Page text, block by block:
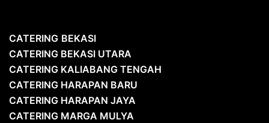
CATERING BEKASI
CATERING BEKASI UTARA
CATERING KALIABANG TENGAH
CATERING HARAPAN BARU
CATERING HARAPAN JAYA
CATERING MARGA MULYA